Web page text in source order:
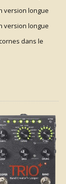
version longue
version longue
dans le